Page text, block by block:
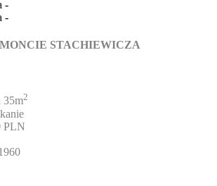
STACHIEWICZA
35m2
PLN